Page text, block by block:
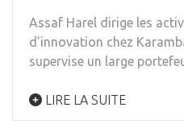
Assaf Harel dirige les
d’innovation chez
supervise un large
LIRE LA SUITE